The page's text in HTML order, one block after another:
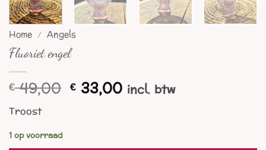
Home / Angels
Fluoriet engel
€49,00 Oorspronkelijke
prijs
€ 33,00Huidige
prijs
incl. btw
Troost
1 op voorraad